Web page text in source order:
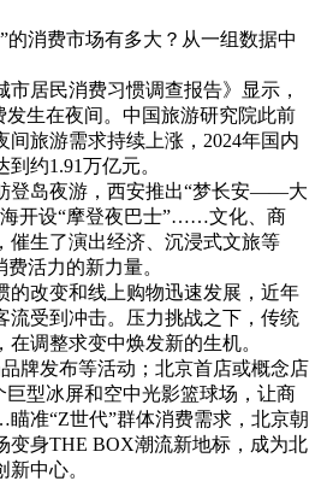
消费市场有多大？从一组数据中
居民消费习惯调查报告》显示，
发生在夜间。中国旅游研究院此前
间旅游需求持续上涨，2024年国内
约1.91万亿元。
岛夜游，西安推出“梦长安——大
海开设“摩登夜巴士”……文化、商
催生了演出经济、沉浸式文旅等
活力的新力量。
改变和线上购物迅速发展，近年
流受到冲击。压力挑战之下，传统
调整求变中焕发新的生机。
发布等活动；北京首店或概念店
巨型冰屏和空中光影篮球场，让商
准“Z世代”群体消费需求，北京朝
变身THE BOX潮流新地标，成为北
中心。